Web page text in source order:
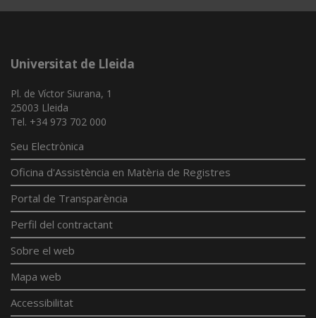
Universitat de Lleida
Pl. de Víctor Siurana, 1
25003 Lleida
Tel. +34 973 702 000
Seu Electrònica
Oficina d'Assistència en Matèria de Registres
Portal de Transparència
Perfil del contractant
Sobre el web
Mapa web
Accessibilitat